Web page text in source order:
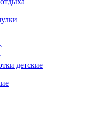
детские